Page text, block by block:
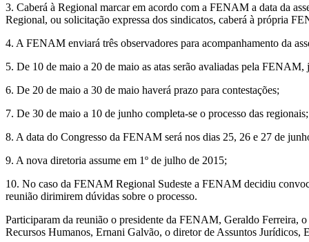
3. Caberá à Regional marcar em acordo com a FENAM a data da
Regional, ou solicitação expressa dos sindicatos, caberá à própria
4. A FENAM enviará três observadores para acompanhamento da
5. De 10 de maio a 20 de maio as atas serão avaliadas pela
6. De 20 de maio a 30 de maio haverá prazo para contestações;
7. De 30 de maio a 10 de junho completa-se o processo das regionais;
8. A data do Congresso da FENAM será nos dias 25, 26 e 27 de
9. A nova diretoria assume em 1º de julho de 2015;
10. No caso da FENAM Regional Sudeste a FENAM decidiu
reunião dirimirem dúvidas sobre o processo.
Participaram da reunião o presidente da FENAM, Geraldo Ferreira,
Recursos Humanos, Ernani Galvão, o diretor de Assuntos